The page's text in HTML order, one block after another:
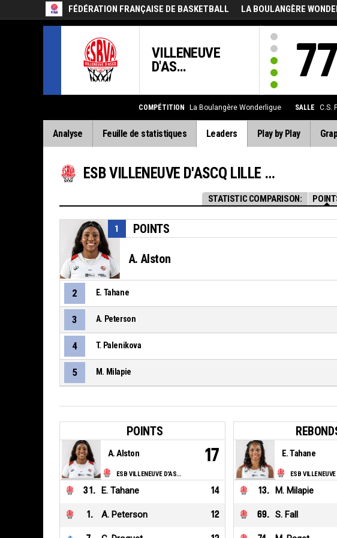
FÉDÉRATION FRANÇAISE DE BASKETBALL LA BOULANGÈRE
VILLENEUVE
D'AS...
77
COMPÉTITION La Boulangère Wonderligue SALLE C.S.
Analyse Feuille de statistiques Leaders Play by Play
STATISTIC COMPARISON:
ESB VILLENEUVE D'ASCQ LILLE METROPOLE
POINTS
1
A. Alston
2 E. Tahane
3 A. Peterson
4 T. Palenikova
5 M. Milapie
POINTS
ESB VILLENEUVE D'ASCQ LILLE METROPOLE
A. Alston 17
31 . E. Tahane 14
1 . A. Peterson 12
E. Tahane
13. M. Milapie
69. S. Fall